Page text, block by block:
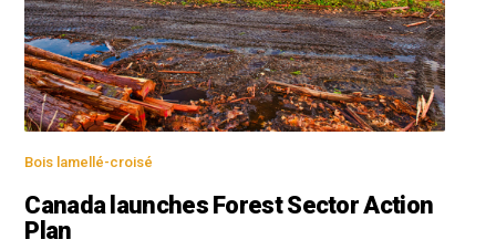
Bois lamellé-croisé
Canada launches Forest Sector Action
Plan